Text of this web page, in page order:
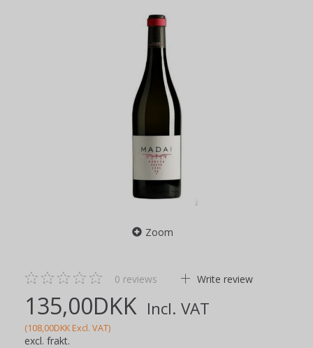
Zoom
0 reviews Write review
135,00DKK Incl. VAT
(108,00DKK Excl. VAT)
excl. frakt.